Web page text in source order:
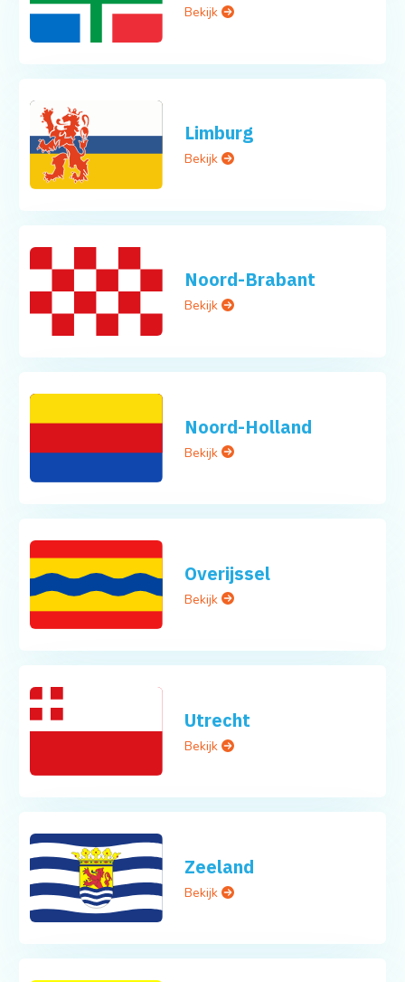
Bekijk
Limburg
Bekijk
Noord-Brabant
Bekijk
Noord-Holland
Bekijk
Overijssel
Bekijk
Utrecht
Bekijk
Zeeland
Bekijk